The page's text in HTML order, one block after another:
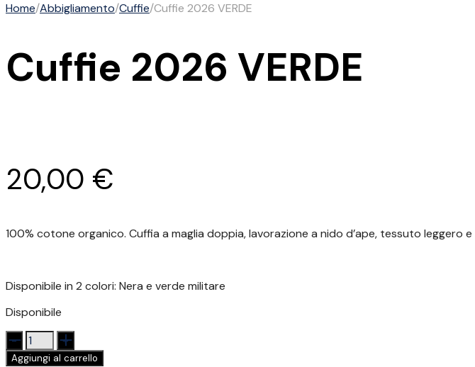
Home/Abbigliamento/Cuffie/Cuffie 2026 VERDE
Cuffie 2026 VERDE
20,00 €
100% cotone organico. Cuffia a maglia doppia,lavorazione a nido d’ape, tessuto leggero e
Disponibile in 2 colori: Nera e verde militare
Disponibile
Cuffie
2026
Aggiungi al carrello